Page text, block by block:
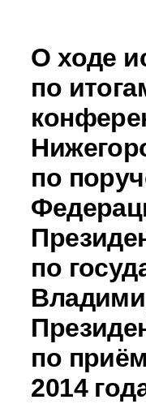
О ходе
по
по
по
по
2014